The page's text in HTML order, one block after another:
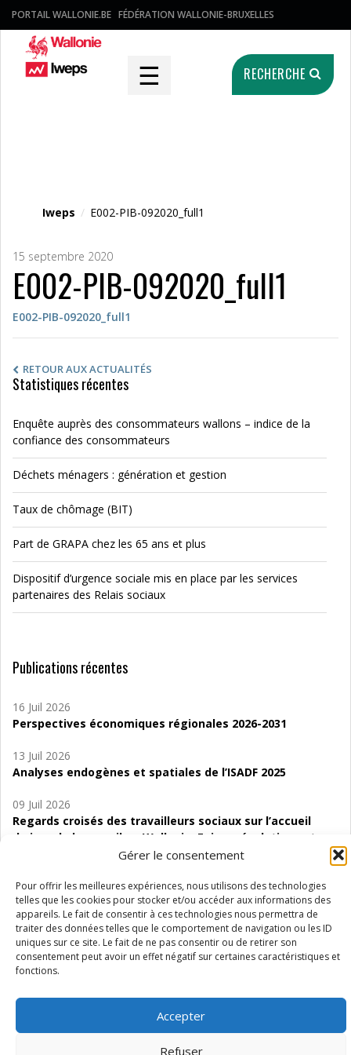
Gérer le consentement
Pour offrir les meilleures expériences, nous utilisons des technologies
telles que les cookies pour stocker et/ou accéder aux informations des
appareils. Le fait de consentir à ces technologies nous permettra de
traiter des données telles que le comportement de navigation ou les ID
uniques sur ce site. Le fait de ne pas consentir ou de retirer son
consentement peut avoir un effet négatif sur certaines caractéristiques et
fonctions.
Accepter
Refuser
PORTAIL WALLONIE.BE FÉDÉRATION WALLONIE-BRUXELLES
☰ RECHERCHE
Iweps / E002-PIB-092020_full1
15 septembre 2020
E002-PIB-092020_full1
E002-PIB-092020_full1
RETOUR AUX ACTUALITÉS
Statistiques récentes
Enquête auprès des consommateurs wallons – indice de la
confiance des consommateurs
Déchets ménagers : génération et gestion
Taux de chômage (BIT)
Part de GRAPA chez les 65 ans et plus
Dispositif d’urgence sociale mis en place par les services
partenaires des Relais sociaux
Publications récentes
16 Juil 2026
Perspectives économiques régionales 2026-2031
13 Juil 2026
Analyses endogènes et spatiales de l’ISADF 2025
09 Juil 2026
Regards croisés des travailleurs sociaux sur l’accueil
de jour de bas seuil en Wallonie. Enjeux, évolutions et
06 Juil 2026
Étude d’évaluabilité des Structures
d’accompagnement à l’autocréation d’emploi (SAACE)
01 Juil 2026
Pénurie du personnel infirmier :quels indicateurs
Wallonie ?